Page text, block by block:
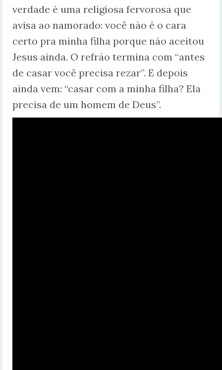
verdade é uma religiosa fervorosa que
avisa ao namorado: você não é o cara
certo pra minha filha porque não aceitou
Jesus ainda. O refrão termina com “antes
de casar você precisa rezar”. E depois
ainda vem: “casar com a minha filha? Ela
precisa de um homem de Deus”.